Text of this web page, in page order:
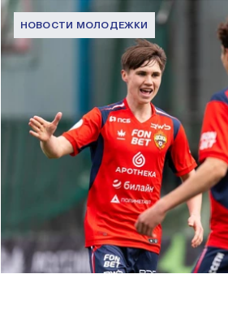
НОВОСТИ МОЛОДЕЖКИ
МФЛ. ПФК ЦСКА – Динамо (Москва) – 3:1
1 МАЯ 2026 15:37